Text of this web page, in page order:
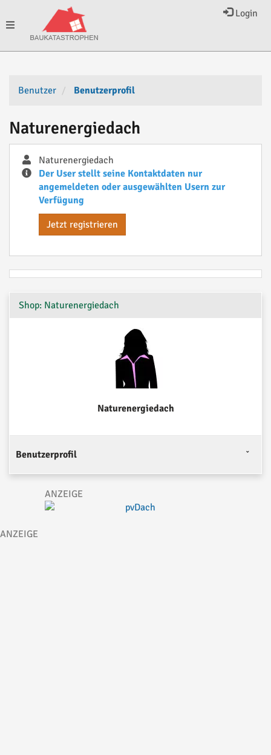
Login
Toggle
Benutzer
Benutzerprofil
Naturenergiedach
Naturenergiedach
Der User stellt seine Kontaktdaten nur
angemeldeten oder ausgewählten Usern zur
Verfügung
Jetzt registrieren
Shop: Naturenergiedach
Naturenergiedach
Benutzerprofil